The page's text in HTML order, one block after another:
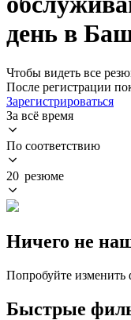
день в
Чтобы видеть все
После регистрации
Зарегистрироваться
За всё время
По соответствию
20 резюме
Ничего не
Попробуйте
Быстрые